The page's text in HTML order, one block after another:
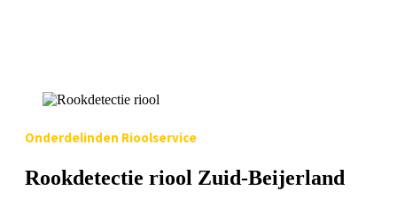
Onderdelinden Rioolservice
Rookdetectie riool Zuid-Beijerland